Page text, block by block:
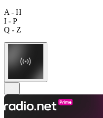
A - H
I - P
Q - Z